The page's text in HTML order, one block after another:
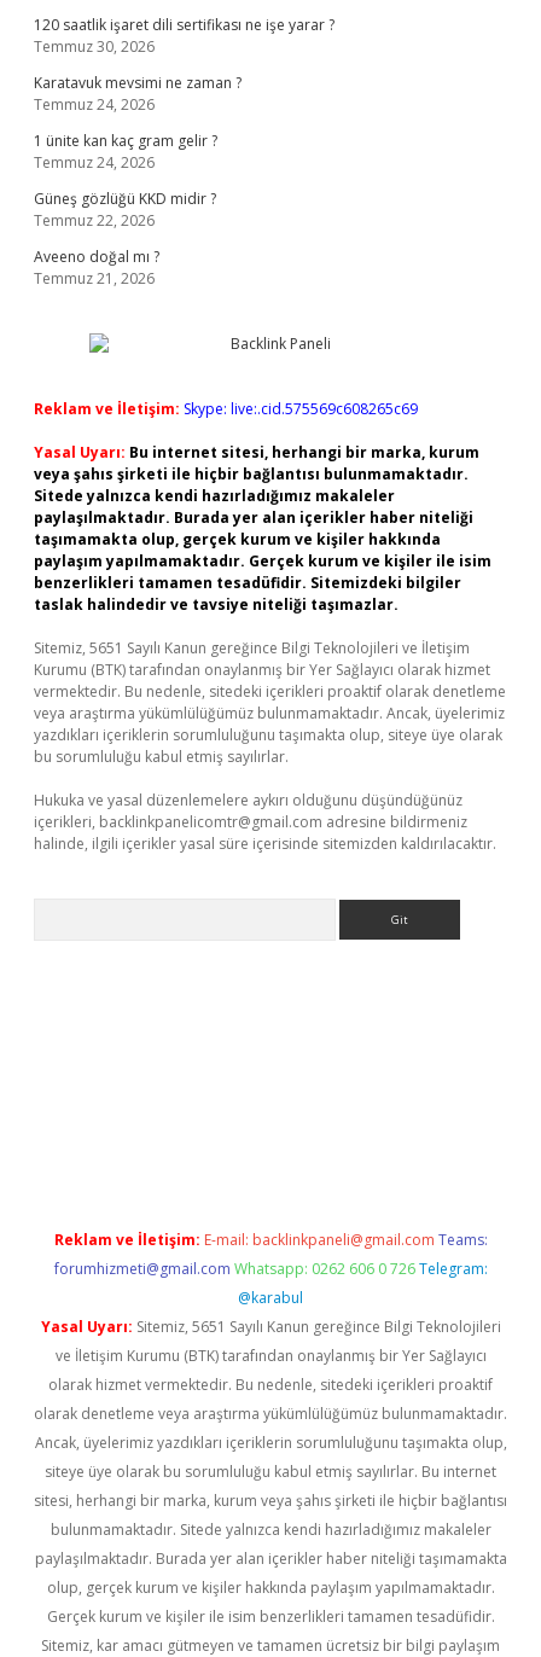
120 saatlik işaret dili sertifikası ne işe yarar ?
Temmuz 30, 2026
Karatavuk mevsimi ne zaman ?
Temmuz 24, 2026
1 ünite kan kaç gram gelir ?
Temmuz 24, 2026
Güneş gözlüğü KKD midir ?
Temmuz 22, 2026
Aveeno doğal mı ?
Temmuz 21, 2026
Reklam ve İletişim: Skype: live:.cid.575569c608265c69
Yasal Uyarı: Bu internet sitesi, herhangi bir marka, kurum
veya şahıs şirketi ile hiçbir bağlantısı bulunmamaktadır.
Sitede yalnızca kendi hazırladığımız makaleler
paylaşılmaktadır. Burada yer alan içerikler haber niteliği
taşımamakta olup, gerçek kurum ve kişiler hakkında
paylaşım yapılmamaktadır. Gerçek kurum ve kişiler ile isim
benzerlikleri tamamen tesadüfidir. Sitemizdeki bilgiler
taslak halindedir ve tavsiye niteliği taşımazlar.
Sitemiz, 5651 Sayılı Kanun gereğince Bilgi Teknolojileri ve İletişim
Kurumu (BTK) tarafından onaylanmış bir Yer Sağlayıcı olarak hizmet
vermektedir. Bu nedenle, sitedeki içerikleri proaktif olarak denetleme
veya araştırma yükümlülüğümüz bulunmamaktadır. Ancak, üyelerimiz
yazdıkları içeriklerin sorumluluğunu taşımakta olup, siteye üye olarak
bu sorumluluğu kabul etmiş sayılırlar.
Hukuka ve yasal düzenlemelere aykırı olduğunu düşündüğünüz
içerikleri, backlinkpanelicomtr@gmail.com adresine bildirmeniz
halinde, ilgili içerikler yasal süre içerisinde sitemizden kaldırılacaktır.
Reklam ve İletişim: E-mail: backlinkpaneli@gmail.com Teams:
forumhizmeti@gmail.com Whatsapp: 0262 606 0 726 Telegram:
@karabul
Yasal Uyarı: Sitemiz, 5651 Sayılı Kanun gereğince Bilgi Teknolojileri
ve İletişim Kurumu (BTK) tarafından onaylanmış bir Yer Sağlayıcı
olarak hizmet vermektedir. Bu nedenle, sitedeki içerikleri proaktif
olarak denetleme veya araştırma yükümlülüğümüz bulunmamaktadır.
Ancak, üyelerimiz yazdıkları içeriklerin sorumluluğunu taşımakta olup,
siteye üye olarak bu sorumluluğu kabul etmiş sayılırlar. Bu internet
sitesi, herhangi bir marka, kurum veya şahıs şirketi ile hiçbir bağlantısı
bulunmamaktadır. Sitede yalnızca kendi hazırladığımız makaleler
paylaşılmaktadır. Burada yer alan içerikler haber niteliği taşımamakta
olup, gerçek kurum ve kişiler hakkında paylaşım yapılmamaktadır.
Gerçek kurum ve kişiler ile isim benzerlikleri tamamen tesadüfidir.
Sitemiz, kar amacı gütmeyen ve tamamen ücretsiz bir bilgi paylaşım